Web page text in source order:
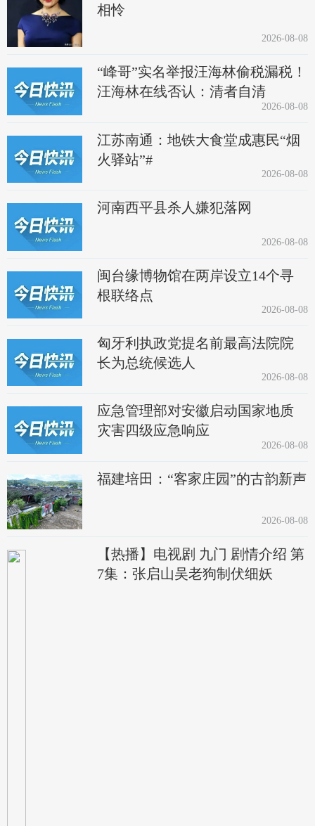
相怜
2026-08-08
“峰哥”实名举报汪海林偷税漏税！
汪海林在线否认：清者自清
2026-08-08
江苏南通：地铁大食堂成惠民“烟
火驿站”#
2026-08-08
河南西平县杀人嫌犯落网
2026-08-08
闽台缘博物馆在两岸设立14个寻
根联络点
2026-08-08
匈牙利执政党提名前最高法院院
长为总统候选人
2026-08-08
应急管理部对安徽启动国家地质
灾害四级应急响应
2026-08-08
福建培田：“客家庄园”的古韵新声
2026-08-08
【热播】电视剧 九门 剧情介绍 第
7集：张启山吴老狗制伏细妖